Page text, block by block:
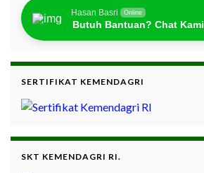
Hasan Basri Online
Butuh Bantuan? Chat Kami
SERTIFIKAT KEMENDAGRI
SKT KEMENDAGRI RI.